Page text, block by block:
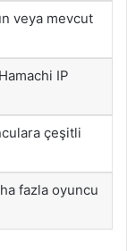
veya mevcut
IP
çeşitli
fazla oyuncu